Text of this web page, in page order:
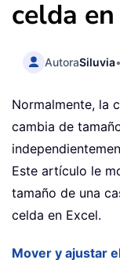
celda
AutoraSiluvia•
Normalmente, la
cambia de
Este artículo le
tamaño de una
celda en Excel.
Mover y ajustar